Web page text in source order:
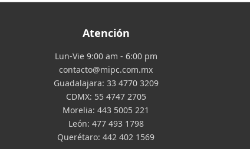
Atención
Lun-Vie 9:00 am - 6:00 pm
contacto@mipc.com.mx
Guadalajara: 33 4770 3209
CDMX: 55 4747 2705
Morelia: 443 5005 221
León: 477 493 1798
Querétaro: 442 402 1569